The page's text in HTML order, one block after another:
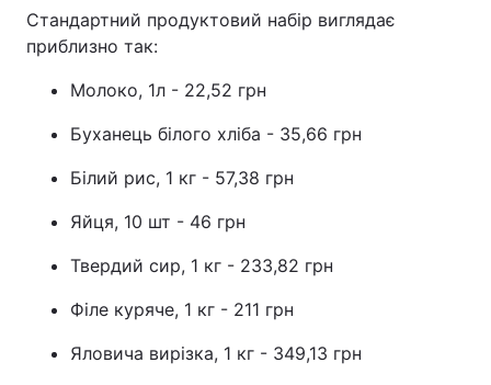
Стандартний продуктовий набір виглядає
приблизно так:
Молоко, 1л - 22,52 грн
Буханець білого хліба - 35,66 грн
Білий рис, 1 кг - 57,38 грн
Яйця, 10 шт - 46 грн
Твердий сир, 1 кг - 233,82 грн
Філе куряче, 1 кг - 211 грн
Яловича вирізка, 1 кг - 349,13 грн